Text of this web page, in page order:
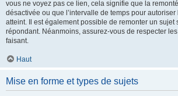
vous ne voyez pas ce lien, cela signifie que la
désactivée ou que l’intervalle de temps pour autoriser
atteint. Il est également possible de remonter un sujet
répondant. Néanmoins, assurez-vous de respecter
faisant.
Haut
Mise en forme et types de sujets